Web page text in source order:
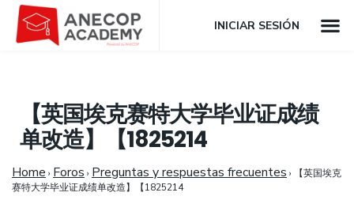
INICIAR SESIÓN
【英国埃克赛特大学毕业证成绩
单改造】【1825214
Home › Foros › Preguntas y respuestas frecuentes ›
【英国埃克
赛特大学毕业证成绩单改造】【1825214